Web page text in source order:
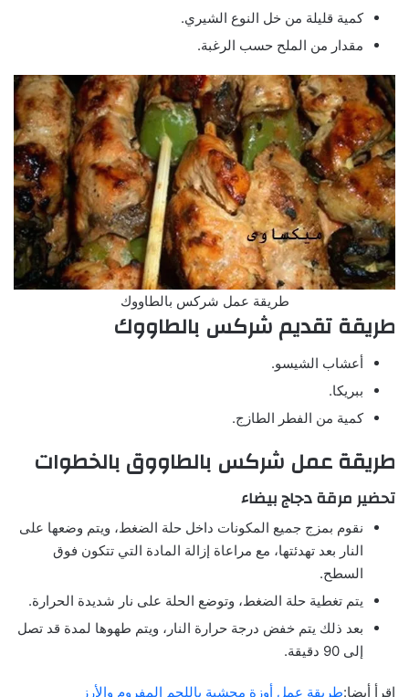
كمية قليلة من خل النوع الشيري.
مقدار من الملح حسب الرغبة.
طريقة عمل شركس بالطاووك
طريقة تقديم شركس بالطاووك
أعشاب الشيسو.
ببريكا.
كمية من الفطر الطازج.
طريقة عمل شركس بالطاووق بالخطوات
تحضير مرقة دجاج بيضاء
نقوم بمزج جميع المكونات داخل حلة الضغط، ويتم وضعها على
النار بعد تهدئتها، مع مراعاة إزالة المادة التي تتكون فوق
السطح.
يتم تغطية حلة الضغط، وتوضع الحلة على نار شديدة الحرارة.
بعد ذلك يتم خفض درجة حرارة النار، ويتم طهوها لمدة قد تصل
إلى 90 دقيقة.
اقرأ أيضا:طريقة عمل أوزة محشية باللحم المفروم والأرز